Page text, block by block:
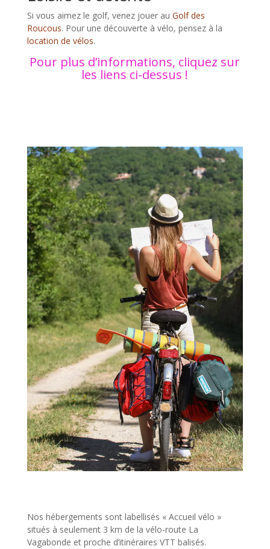
Si vous aimez le golf, venez jouer au Golf des
Roucous. Pour une découverte à vélo, pensez à la
location de vélos.
Pour plus d’informations, cliquez sur
les liens ci-dessus !
Nos hébergements sont labellisés « Accueil vélo »
situés à seulement 3 km de la vélo-route La
Vagabonde et proche d’itinéraires VTT balisés.